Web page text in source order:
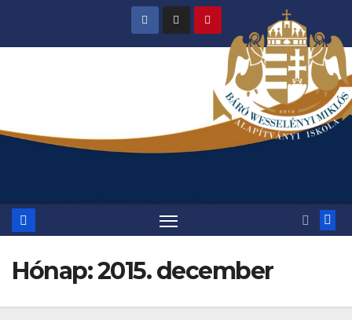
Hónap:2015. december